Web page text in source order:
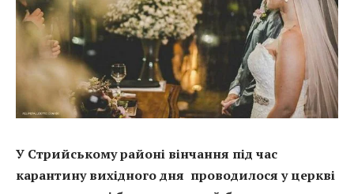
У Стрийському районі вінчання під час
карантину вихідного дня проводилося у церкві